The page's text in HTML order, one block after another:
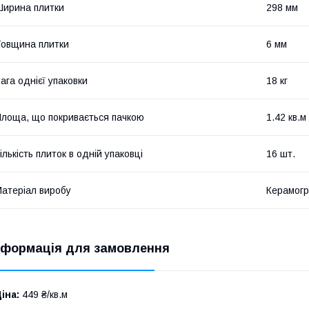
плитки 298 мм
плитки 6 мм
однієї упаковки 18 кг
що покривається пачкою 1.42 кв.м
плиток в одній упаковці 16 шт.
виробу
для замовлення
449 ₴/кв.м